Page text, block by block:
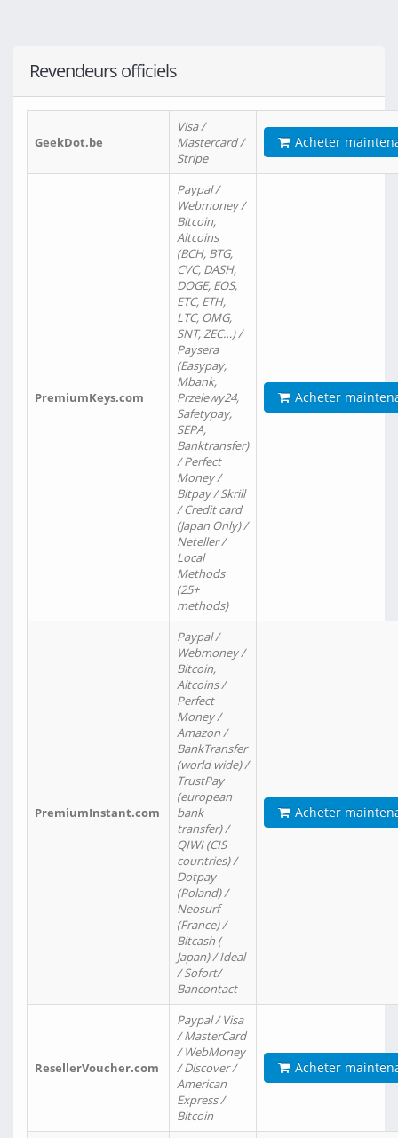
Revendeurs officiels
GeekDot.be
Visa /
Mastercard /
Stripe
Acheter
PremiumKeys.com
Paypal /
Webmoney /
Bitcoin,
Altcoins
(BCH, BTG,
CVC, DASH,
DOGE, EOS,
ETC, ETH,
LTC, OMG,
SNT, ZEC…) /
Paysera
(Easypay,
Mbank,
Przelewy24,
Safetypay,
SEPA,
Banktransfer)
/ Perfect
Money /
Bitpay / Skrill
/ Credit card
(Japan Only) /
Neteller /
Local
Methods
(25+
methods)
Acheter
PremiumInstant.com
Paypal /
Webmoney /
Bitcoin,
Altcoins /
Perfect
Money /
Amazon /
BankTransfer
(world wide) /
TrustPay
(european
bank
transfer) /
QIWI (CIS
countries) /
Dotpay
(Poland) /
Neosurf
(France) /
Bitcash (
Japan) / Ideal
/ Sofort/
Bancontact
Acheter
ResellerVoucher.com
Paypal / Visa
/ MasterCard
/ WebMoney
/ Discover /
American
Express /
Bitcoin
Acheter